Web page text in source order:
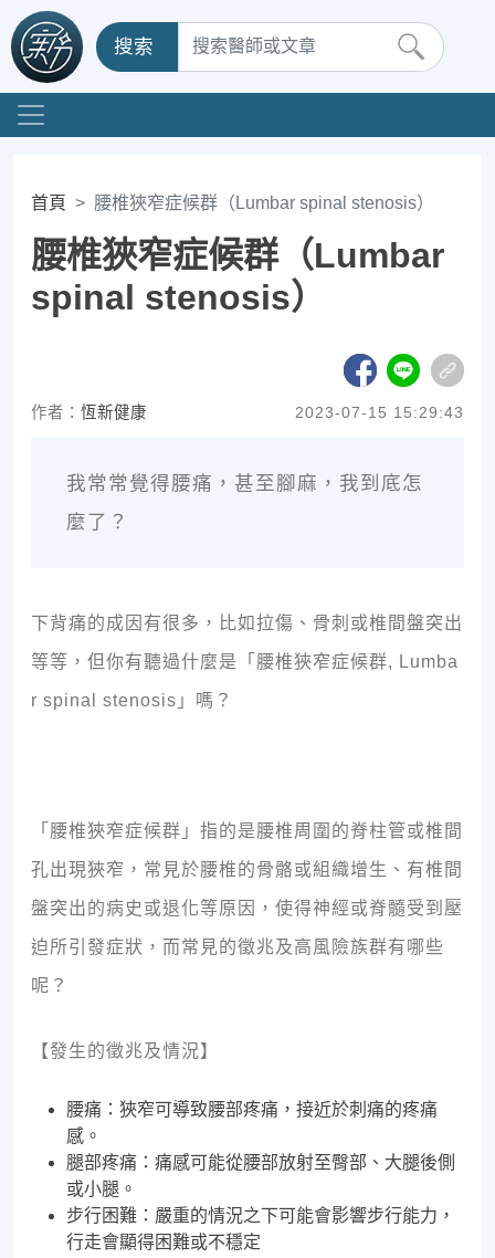
搜索
首頁 腰椎狹窄症候群（Lumbar spinal stenosis）
腰椎狹窄症候群（Lumbar
spinal stenosis）
作者： 恆新健康 2023-07-15 15:29:43
我常常覺得腰痛，甚至腳麻，我到底怎
麼了？
下背痛的成因有很多，比如拉傷、骨刺或椎間盤突出
等等，但你有聽過什麼是「腰椎狹窄症候群, Lumba
r spinal stenosis」嗎？
「腰椎狹窄症候群」指的是腰椎周圍的脊柱管或椎間
孔出現狹窄，常見於腰椎的骨骼或組織增生、有椎間
盤突出的病史或退化等原因，使得神經或脊髓受到壓
迫所引發症狀，而常見的徵兆及高風險族群有哪些
呢？
【發生的徵兆及情況】
腰痛：狹窄可導致腰部疼痛，接近於刺痛的疼痛
感。
腿部疼痛：痛感可能從腰部放射至臀部、大腿後側
或小腿。
步行困難：嚴重的情況之下可能會影響步行能力，
行走會顯得困難或不穩定